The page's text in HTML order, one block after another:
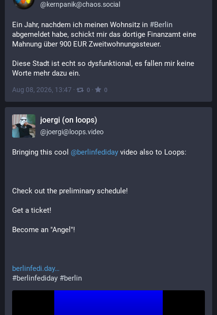
@kernpanik@chaos.social
Ein Jahr, nachdem ich meinen Wohnsitz in #Berlin
abgemeldet habe, schickt mir das dortige Finanzamt eine
Mahnung über 900 EUR Zweitwohnungssteuer.
Diese Stadt ist echt so dysfunktional, es fallen mir keine
Worte mehr dazu ein.
Aug 08, 2026, 13:47 · 0 · 0
joergi (on loops)
@joergi@loops.video
Bringing this cool @berlinfediday video also to Loops:
Check out the preliminary schedule!
Get a ticket!
Become an "Angel"!
berlinfedi.day
#berlinfediday #berlin